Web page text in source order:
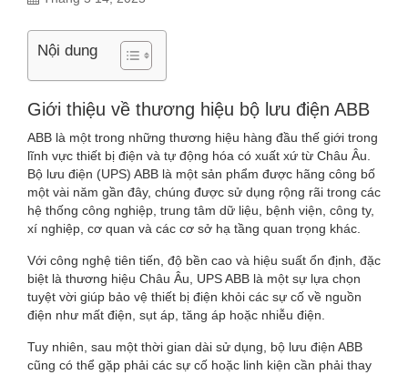
BỘ
LƯU
ĐIỆN
ABB
CHÍNH
HÃNG
TẠI
TPHCM
Nội dung
Giới thiệu về thương hiệu bộ lưu điện ABB
ABB là một trong những thương hiệu hàng đầu thế giới trong
lĩnh vực thiết bị điện và tự động hóa có xuất xứ từ Châu Âu.
Bộ lưu điện (UPS) ABB là một sản phẩm được hãng công bố
một vài năm gần đây, chúng được sử dụng rộng rãi trong các
hệ thống công nghiệp, trung tâm dữ liệu, bệnh viện, công ty,
xí nghiệp, cơ quan và các cơ sở hạ tầng quan trọng khác.
Với công nghệ tiên tiến, độ bền cao và hiệu suất ổn định, đặc
biệt là thương hiệu Châu Âu, UPS ABB là một sự lựa chọn
tuyệt vời giúp bảo vệ thiết bị điện khỏi các sự cố về nguồn
điện như mất điện, sụt áp, tăng áp hoặc nhiễu điện.
Tuy nhiên, sau một thời gian dài sử dụng, bộ lưu điện ABB
cũng có thể gặp phải các sự cố hoặc linh kiện cần phải thay